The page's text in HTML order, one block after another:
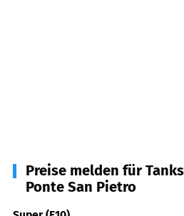
Preise melden für
Ponte San Pietro